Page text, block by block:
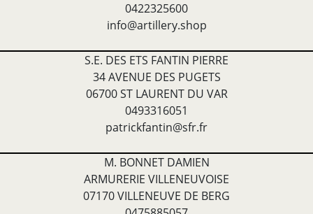
0422325600
info@artillery.shop
S.E. DES ETS FANTIN PIERRE
34 AVENUE DES PUGETS
06700 ST LAURENT DU VAR
0493316051
patrickfantin@sfr.fr
M. BONNET DAMIEN
ARMURERIE VILLENEUVOISE
07170 VILLENEUVE DE BERG